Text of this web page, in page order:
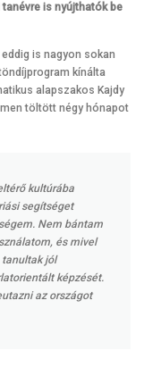
is nyújthatók be
is nagyon sokan
kínálta
alapszakos Kajdy
töltött négy hónapot
kultúrába
segítséget
Nem bántam
és mivel
jól
képzését.
az országot